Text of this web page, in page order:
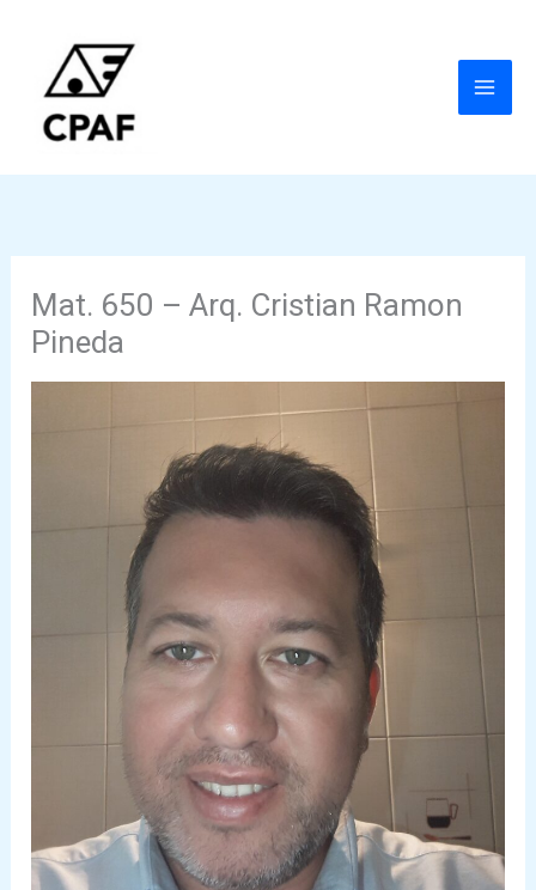
contenido
Mat. 650 – Arq. Cristian Ramon
Pineda